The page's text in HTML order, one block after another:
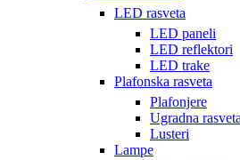
LED rasveta
LED paneli
LED reflektori
LED trake
Plafonska rasveta
Plafonjere
Ugradna
Lusteri
Lampe